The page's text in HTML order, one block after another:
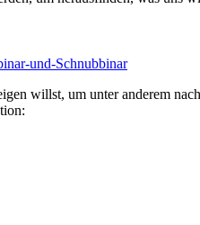
und-Schnubbinar
willst, um unter anderem